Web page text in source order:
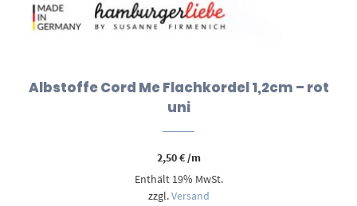
Albstoffe Cord Me Flachkordel 1,2cm – rot
uni
2,50€/m
Enthält 19% MwSt.
zzgl.Versand